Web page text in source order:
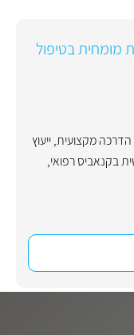
מומחית בטיפול
הדרכה מקצועית,ייעוץ
בקנאביס רפואי,